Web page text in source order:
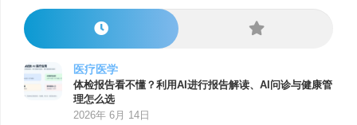
医疗医学
体检报告看不懂？利用AI进行报告解读、AI问诊与健康管
理怎么选
2026年 6月 14日